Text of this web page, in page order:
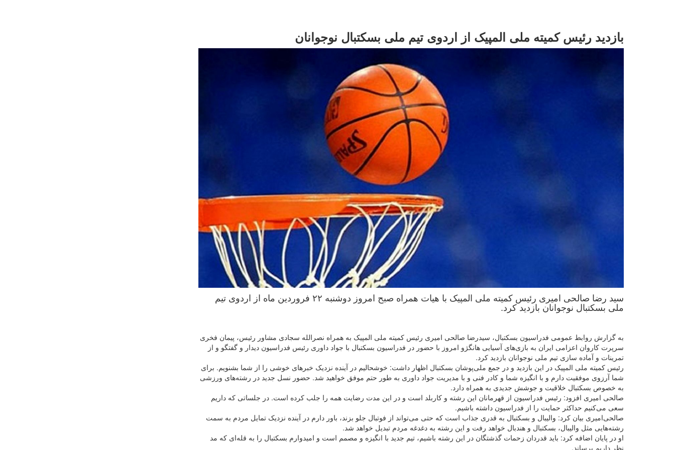
بازدید رئیس کمیته ملی المپیک از اردوی تیم ملی بسکتبال نوجوانان
سید رضا صالحی امیری رئیس کمیته ملی المپیک با هیات همراه صبح امروز دوشنبه ۲۲ فروردین ماه از اردوی تیم
ملی بسکتبال نوجوانان بازدید کرد.
به گزارش روابط عمومی فدراسیون بسکتبال، سیدرضا صالحی امیری رئیس کمیته ملی المپیک به همراه نصرالله سجادی مشاور رئیس، پیمان فخری
سرپرت کاروان اعزامی ایران به بازی‌های آسیایی هانگژو امروز با حضور در فدراسیون بسکتبال با جواد داوری رئیس فدراسیون دیدار و گفتگو و از
تمرینات و آماده سازی تیم ملی نوجوانان بازدید کرد.
رئیس کمیته ملی المپیک در این بازدید و در جمع ملی‌پوشان بسکتبال اظهار داشت: خوشحالیم در آینده نزدیک خبرهای خوشی را از شما بشنویم. برای
شما آرزوی موفقیت دارم و با انگیزه شما و کادر فنی و با مدیریت جواد داوری به طور حتم موفق خواهید شد. حضور نسل جدید در رشته‌های ورزشی
به خصوص بسکتبال خلاقیت و جوشش جدیدی به همراه دارد.
صالحی امیری افزود: رئیس فدراسیون از قهرمانان این رشته و کاربلد است و در این مدت رضایت همه را جلب کرده است. در جلساتی که داریم
سعی می‌کنیم حداکثر حمایت را از فدراسیون داشته باشیم.
صالحی‌امیری بیان کرد: والیبال و بسکتبال به قدری جذاب است که حتی می‌تواند از فوتبال جلو بزند، باور دارم در آینده نزدیک تمایل مردم به سمت
رشته‌هایی مثل والیبال، بسکتبال و هندبال خواهد رفت و این رشته به دغدغه مردم تبدیل خواهد شد.
او در پایان اضافه کرد: باید قدردان زحمات گذشتگان در این رشته باشیم‌، تیم جدید با انگیزه و مصمم است و امیدوارم بسکتبال را به قله‌ای که مد
نظر داریم برساند.